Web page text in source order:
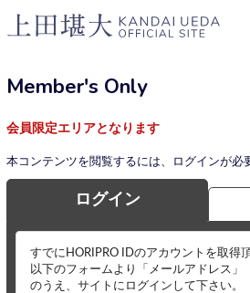
Member's Only
会員限定エリアとなります
本コンテンツを閲覧するには、ログインが必
ログイン
すでにHORIPRO IDのアカウントを取得
以下のフォームより「メールアドレス」
のうえ、サイトにログインして下さい。